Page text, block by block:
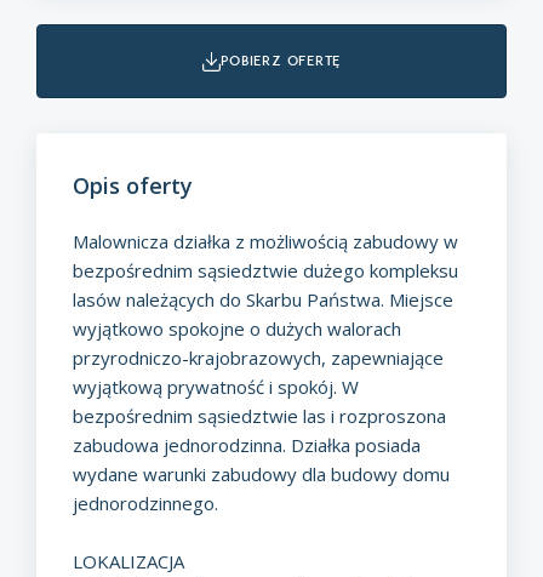
pobierz ofertę
Opis oferty
Malownicza działka z możliwością zabudowy w
bezpośrednim sąsiedztwie dużego kompleksu
lasów należących do Skarbu Państwa. Miejsce
wyjątkowo spokojne o dużych walorach
przyrodniczo-krajobrazowych, zapewniające
wyjątkową prywatność i spokój. W
bezpośrednim sąsiedztwie las i rozproszona
zabudowa jednorodzinna. Działka posiada
wydane warunki zabudowy dla budowy domu
jednorodzinnego.
LOKALIZACJA